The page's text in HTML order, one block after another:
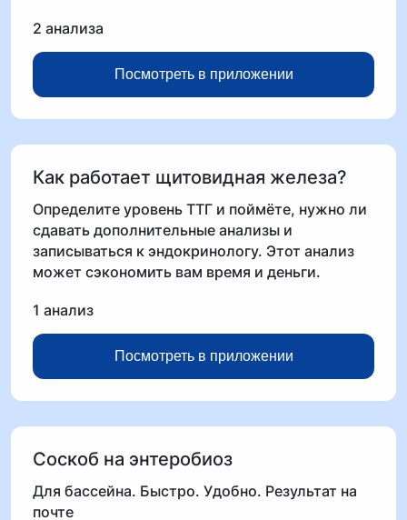
2 анализа
Посмотреть в приложении
Как работает щитовидная железа?
Определите уровень ТТГ и поймёте, нужно ли
сдавать дополнительные анализы и
записываться к эндокринологу. Этот анализ
может сэкономить вам время и деньги.
1 анализ
Посмотреть в приложении
Соскоб на энтеробиоз
Для бассейна. Быстро. Удобно. Результат на
почте